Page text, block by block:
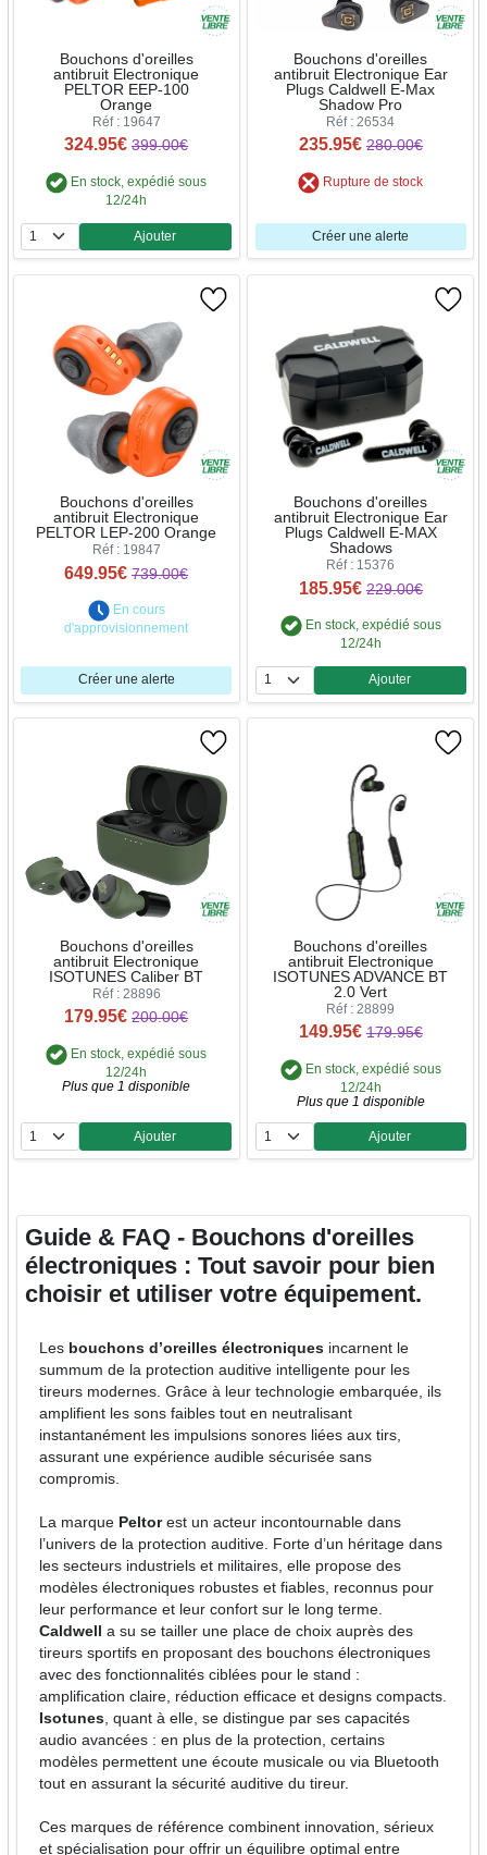
Bouchons d'oreilles
antibruit Electronique
PELTOR EEP-100
Orange
Réf : 19647
324.95€ 399.00€
En stock, expédié sous
12/24h
Quantité
Ajouter
Bouchons d'oreilles
antibruit Electronique Ear
Plugs Caldwell E-Max
Shadow Pro
Réf : 26534
235.95€ 280.00€
Rupture de stock
Créer une alerte
Bouchons d'oreilles
antibruit Electronique
PELTOR LEP-200 Orange
Réf : 19847
649.95€ 739.00€
En cours
d'approvisionnement
Créer une alerte
Bouchons d'oreilles
antibruit Electronique Ear
Plugs Caldwell E-MAX
Shadows
Réf : 15376
185.95€ 229.00€
En stock, expédié sous
12/24h
Quantité
Ajouter
Bouchons d'oreilles
antibruit Electronique
ISOTUNES Caliber BT
Réf : 28896
179.95€ 200.00€
En stock, expédié sous
12/24h
Plus que 1 disponible
Quantité
Ajouter
Bouchons d'oreilles
antibruit Electronique
ISOTUNES ADVANCE BT
2.0 Vert
Réf : 28899
149.95€ 179.95€
En stock, expédié sous
12/24h
Plus que 1 disponible
Quantité
Ajouter
Guide & FAQ - Bouchons d'oreilles
électroniques : Tout savoir pour bien
choisir et utiliser votre équipement.
Les bouchons d’oreilles électroniques incarnent le
summum de la protection auditive intelligente pour les
tireurs modernes. Grâce à leur technologie embarquée, ils
amplifient les sons faibles tout en neutralisant
instantanément les impulsions sonores liées aux tirs,
assurant une expérience audible sécurisée sans
compromis.
La marque Peltorest un acteur incontournable dans
l’univers de la protection auditive. Forte d’un héritage dans
les secteurs industriels et militaires, elle propose des
modèles électroniques robustes et fiables, reconnus pour
leur performance et leur confort sur le long terme.
Caldwell
a su se tailler une place de choix auprès des
tireurs sportifs en proposant des bouchons électroniques
avec des fonctionnalités ciblées pour le stand :
amplification claire, réduction efficace et designs compacts.
Isotunes , quant à elle, se distingue par ses capacités
audio avancées : en plus de la protection, certains
modèles permettent une écoute musicale ou via Bluetooth
tout en assurant la sécurité auditive du tireur.
Ces marques de référence combinent innovation, sérieux
et spécialisation pour offrir un équilibre optimal entre